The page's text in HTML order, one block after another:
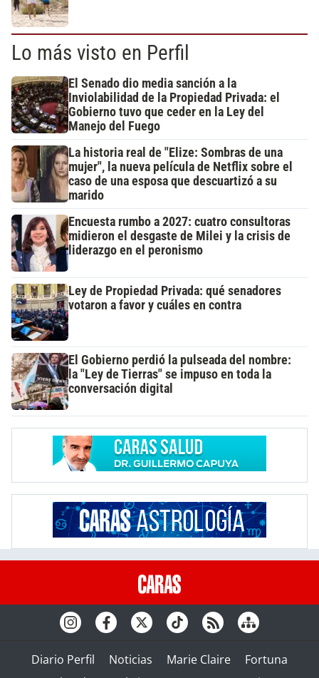
Lo más visto en Perfil
El Senado dio media sanción a la
Inviolabilidad de la Propiedad Privada: el
Gobierno tuvo que ceder en la Ley del
Manejo del Fuego
La historia real de "Elize: Sombras de una
mujer", la nueva película de Netflix sobre el
caso de una esposa que descuartizó a su
marido
Encuesta rumbo a 2027: cuatro consultoras
midieron el desgaste de Milei y la crisis de
liderazgo en el peronismo
Ley de Propiedad Privada: qué senadores
votaron a favor y cuáles en contra
El Gobierno perdió la pulseada del nombre:
la "Ley de Tierras" se impuso en toda la
conversación digital
Diario Perfil Noticias Marie Claire
Fortuna